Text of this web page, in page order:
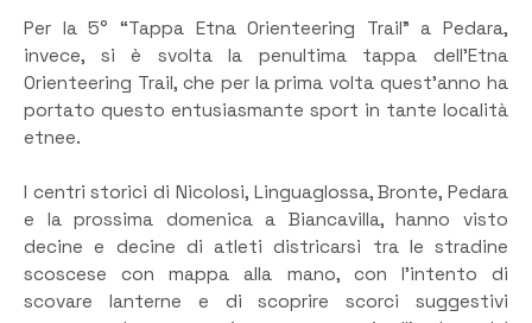
Per la 5° “Tappa Etna Orienteering Trail” a Pedara,
invece, si è svolta la penultima tappa dell’Etna
Orienteering Trail, che per la prima volta quest’anno ha
portato questo entusiasmante sport in tante località
etnee.
I centri storici di Nicolosi, Linguaglossa, Bronte, Pedara
e la prossima domenica a Biancavilla, hanno visto
decine e decine di atleti districarsi tra le stradine
scoscese con mappa alla mano, con l’intento di
scovare lanterne e di scoprire scorci suggestivi